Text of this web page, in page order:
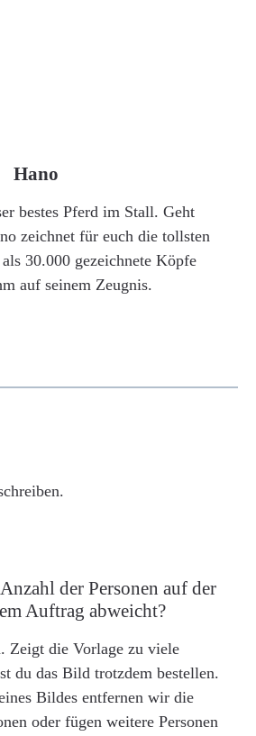
Hano
bestes Pferd im Stall. Geht
zeichnet für euch die tollsten
30.000 gezeichnete Köpfe
auf seinem Zeugnis.
der Personen auf der
Auftrag abweicht?
Zeigt die Vorlage zu viele
du das Bild trotzdem bestellen.
Bildes entfernen wir die
oder fügen weitere Personen